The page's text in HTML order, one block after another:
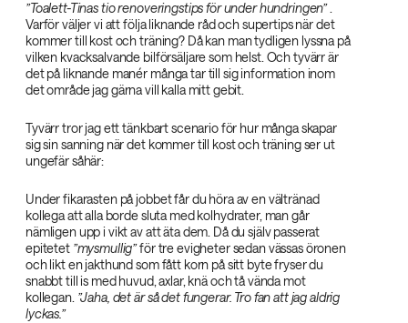
”Toalett-Tinas tio renoveringstips för under hundringen”‌.
Varför väljer vi att följa liknande råd och supertips när det
kommer till kost och träning? Då kan man tydligen lyssna på
vilken kvacksalvande bilförsäljare som helst. Och tyvärr är
det på liknande manér många tar till sig information inom
det område jag gärna vill kalla mitt gebit.
Tyvärr tror jag ett tänkbart scenario för hur många skapar
sig sin sanning när det kommer till kost och träning ser ut
ungefär såhär:
Under fikarasten på jobbet får du höra av en vältränad
kollega att alla borde sluta med kolhydrater, man går
nämligen upp i vikt av att äta dem. Då du själv passerat
epitetet ”mysmullig”‌för tre evigheter sedan vässas öronen
och likt en jakthund som fått korn på sitt byte fryser du
snabbt till is med huvud, axlar, knä och tå vända mot
kollegan. ”Jaha, det är så det fungerar. Tro fan att jag aldrig
lyckas.”‌